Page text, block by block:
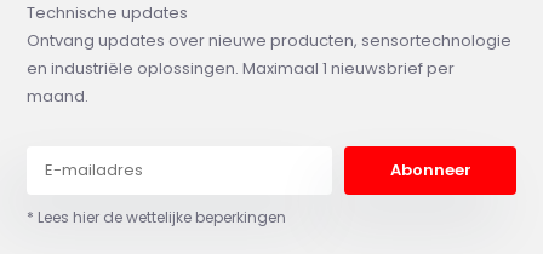
Technische updates
Ontvang updates over nieuwe producten, sensortechnologie
en industriële oplossingen. Maximaal 1 nieuwsbrief per
maand.
Abonneer
* Lees hier de wettelijke beperkingen